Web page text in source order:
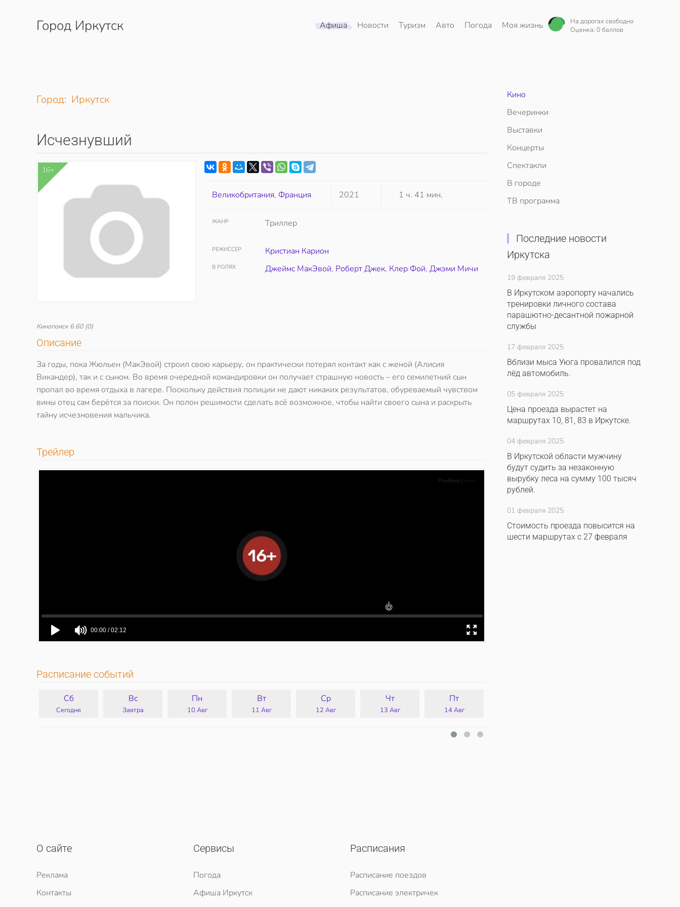
Перейти к содержимому
Город Иркутск Афиша Новости Туризм Авто Погода Моя жизнь
На дорогах свободно
Оценка: 0 баллов
Город: Иркутск
Исчезнувший
16+
Кинопоиск 6.60(0)
Великобритания, Франция 2021 1 ч. 41 мин.
ЖАНР Триллер
РЕЖИССЕР Кристиан Карион
В РОЛЯХ Джеймс МакЭвой, Роберт Джек, Клер Фой,Джэми Мичи
Описание
За годы, пока Жюльен (МакЭвой) строил свою карьеру, он практически потерял контакт как с женой (Алисия
Викандер), так и с сыном. Во время очередной командировки он получает страшную новость – его семилетний сын
пропал во время отдыха в лагере. Поскольку действия полиции не дают никаких результатов, обуреваемый чувством
вины отец сам берётся за поиски. Он полон решимости сделать всё возможное, чтобы найти своего сына и раскрыть
тайну исчезновения мальчика.
Трейлер
Расписание событий
Сб
Сегодня
Вс
Завтра
Пн
10 Авг
Вт
11 Авг
Ср
12 Авг
Чт
13 Авг
Пт
14 Авг
Кино
Вечеринки
Выставки
Концерты
Спектакли
В городе
ТВ программа
Последние новости
Иркутска
19 февраля 2025
В Иркутском аэропорту начались
тренировки личного состава
парашютно-десантной пожарной
службы
17 февраля 2025
Вблизи мыса Уюга провалился под
лёд автомобиль.
05 февраля 2025
Цена проезда вырастет на
маршрутах 10, 81, 83 в Иркутске.
04 февраля 2025
В Иркутской области мужчину
будут судить за незаконную
вырубку леса на сумму 100 тысяч
рублей.
01 февраля 2025
Стоимость проезда повысится на
шести маршрутах с 27 февраля
О сайте
Реклама
Контакты
Сервисы
Погода
Афиша Иркутск
Расписания
Расписание поездов
Расписание электричек